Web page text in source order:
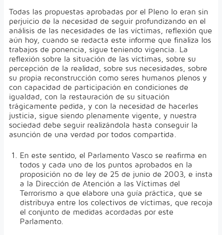
Todas las propuestas aprobadas por el Pleno lo eran sin
perjuicio de la necesidad de seguir profundizando en el
análisis de las necesidades de las víctimas, reflexión que
aún hoy, cuando se redacta este informe que finaliza los
trabajos de ponencia, sigue teniendo vigencia. La
reflexión sobre la situación de las víctimas, sobre su
percepción de la realidad, sobre sus necesidades, sobre
su propia reconstrucción como seres humanos plenos y
con capacidad de participación en condiciones de
igualdad, con la restauración de su situación
trágicamente pedida, y con la necesidad de hacerles
justicia, sigue siendo plenamente vigente, y nuestra
sociedad debe seguir realizándola hasta conseguir la
asunción de una verdad por todos compartida.
En este sentido, el Parlamento Vasco se reafirma en
todos y cada uno de los puntos aprobados en la
proposición no de ley de 25 de junio de 2003, e insta
a la Dirección de Atención a las Víctimas del
Terrorismo a que elabore una guía práctica, que se
distribuya entre los colectivos de víctimas, que recoja
el conjunto de medidas acordadas por este
Parlamento.